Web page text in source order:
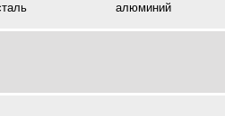
алюминий